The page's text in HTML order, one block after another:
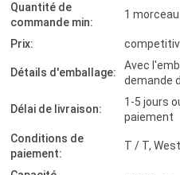
Quantité de
commande min:
1 morceau
Prix:
Détails d'emballage:
Avec
demande
Délai de livraison:
1-5 jours
paiement
Conditions de
paiement:
T / T,